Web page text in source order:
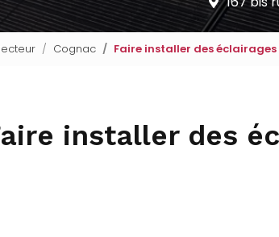
Cognac Faire installer des
installer des